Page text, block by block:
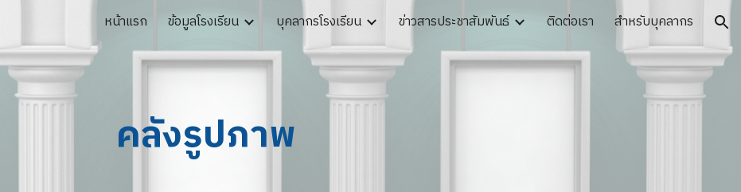
Skip to main content Skip to navigation
หน้าแรก ข้อมูลโรงเรียน บุคลากรโรงเรียน ข่าวสารประชาสัมพันธ์ ติดต่อเรา สำหรับบุคลากร
คลังรูปภาพ